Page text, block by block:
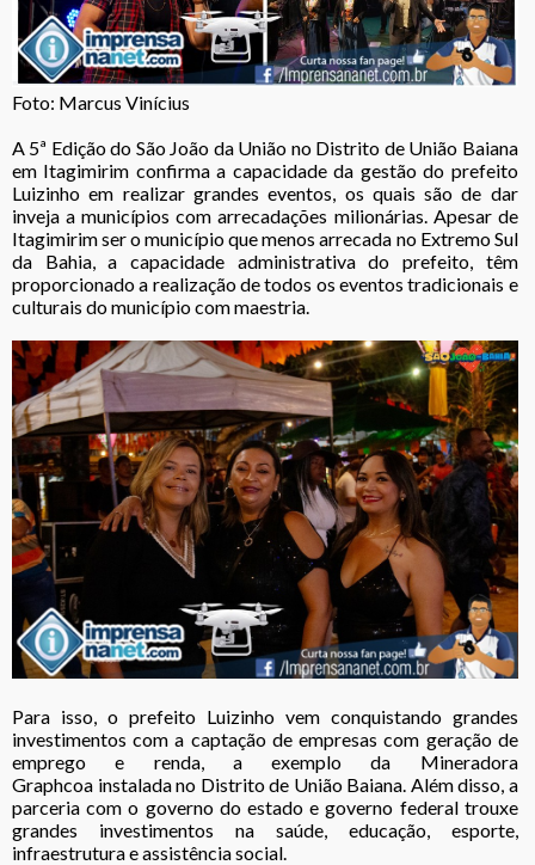
Foto: Marcus Vinícius
A 5ª Edição do São João da União no Distrito de União Baiana
em Itagimirim confirma a capacidade da gestão do prefeito
Luizinho em realizar grandes eventos, os quais são de dar
inveja a municípios com arrecadações milionárias. Apesar de
Itagimirim ser o município que menos arrecada no Extremo Sul
da Bahia, a capacidade administrativa do prefeito, têm
proporcionado a realização de todos os eventos tradicionais e
culturais do município com maestria.
Para isso, o prefeito Luizinho vem conquistando grandes
investimentos com a captação de empresas com geração de
emprego e renda, a exemplo da Mineradora
Graphcoa instalada no Distrito de União Baiana. Além disso, a
parceria com o governo do estado e governo federal trouxe
grandes investimentos na saúde, educação, esporte,
infraestrutura e assistência social.